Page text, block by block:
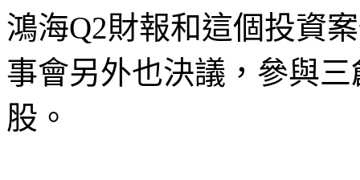
鴻海Q2財報和這個投資
事會另外也決議，參與
股。